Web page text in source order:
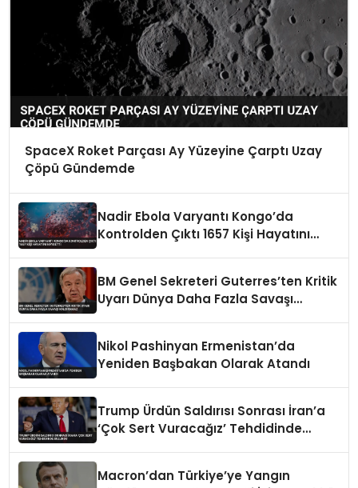
SpaceX Roket Parçası Ay Yüzeyine Çarptı Uzay
Çöpü Gündemde
Nadir Ebola Varyantı Kongo’da
Kontrolden Çıktı 1657 Kişi Hayatını
BM Genel Sekreteri Guterres’ten Kritik
Uyarı Dünya Daha Fazla Savaşı
Nikol Pashinyan Ermenistan’da
Yeniden Başbakan Olarak Atandı
Trump Ürdün Saldırısı Sonrası İran’a
‘Çok Sert Vuracağız’ Tehdidinde
Macron’dan Türkiye’ye Yangın